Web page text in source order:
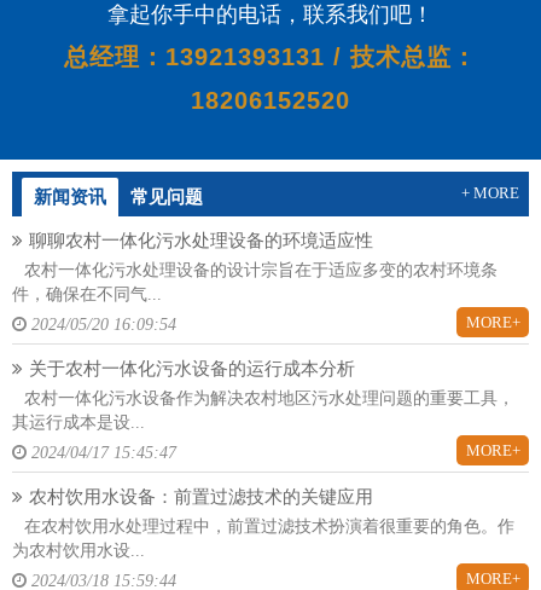
拿起你手中的电话，联系我们吧！
总经理：13921393131 / 技术总监：
18206152520
新闻资讯 常见问题 + MORE
聊聊农村一体化污水处理设备的环境适应性
农村一体化污水处理设备的设计宗旨在于适应多变的农村环境条
件，确保在不同气...
2024/05/20 16:09:54
MORE+
关于农村一体化污水设备的运行成本分析
农村一体化污水设备作为解决农村地区污水处理问题的重要工具，
其运行成本是设...
2024/04/17 15:45:47
MORE+
农村饮用水设备：前置过滤技术的关键应用
在农村饮用水处理过程中，前置过滤技术扮演着很重要的角色。作
为农村饮用水设...
2024/03/18 15:59:44
MORE+